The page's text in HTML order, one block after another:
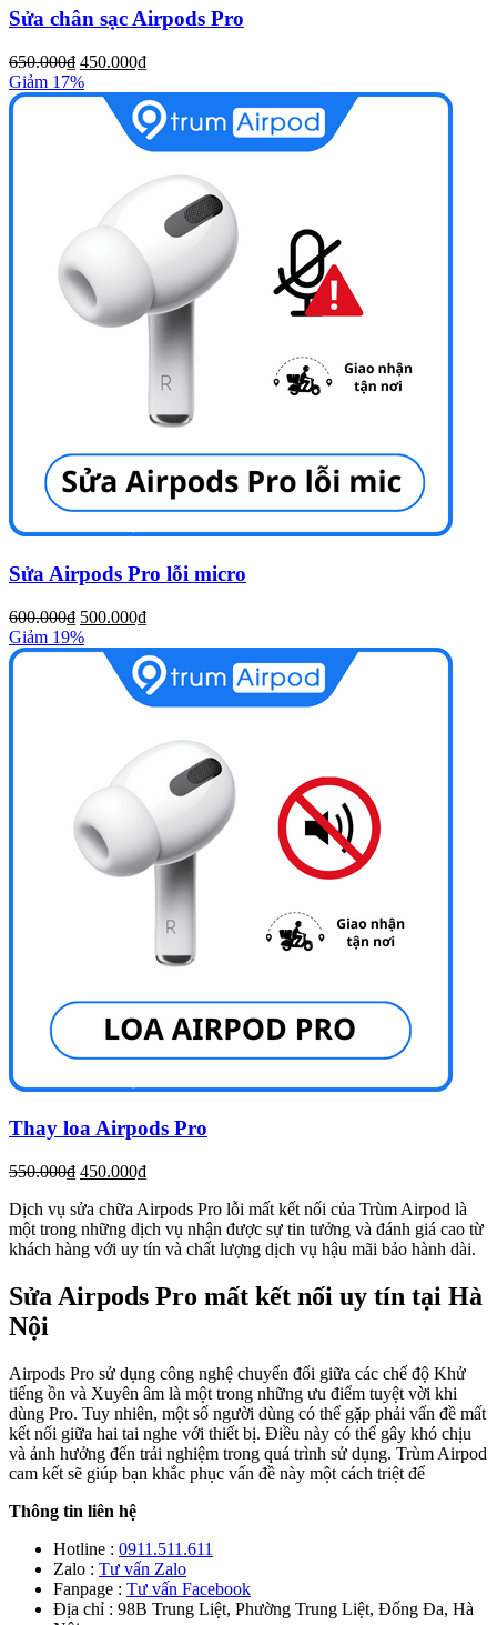
Sửa chân sạc Airpods Pro
650.000₫ 450.000₫
Giảm 17%
Sửa Airpods Pro lỗi micro
600.000₫ 500.000₫
Giảm 19%
Thay loa Airpods Pro
550.000₫ 450.000₫
Dịch vụ sửa chữa Airpods Pro lỗi mất kết nối của Trùm Airpod là
một trong những dịch vụ nhận được sự tin tưởng và đánh giá cao từ
khách hàng với uy tín và chất lượng dịch vụ hậu mãi bảo hành dài.
Sửa Airpods Pro mất kết nối uy tín tại Hà
Nội
Airpods Pro sử dụng công nghệ chuyển đổi giữa các chế độ Khử
tiếng ồn và Xuyên âm là một trong những ưu điểm tuyệt vời khi
dùng Pro. Tuy nhiên, một số người dùng có thể gặp phải vấn đề mất
kết nối giữa hai tai nghe với thiết bị. Điều này có thể gây khó chịu
và ảnh hưởng đến trải nghiệm trong quá trình sử dụng. Trùm Airpod
cam kết sẽ giúp bạn khắc phục vấn đề này một cách triệt để
Thông tin liên hệ
Hotline : 0911.511.611
Zalo : Tư vấn Zalo
Fanpage : Tư vấn Facebook
Địa chỉ : 98B Trung Liệt, Phường Trung Liệt, Đống Đa, Hà